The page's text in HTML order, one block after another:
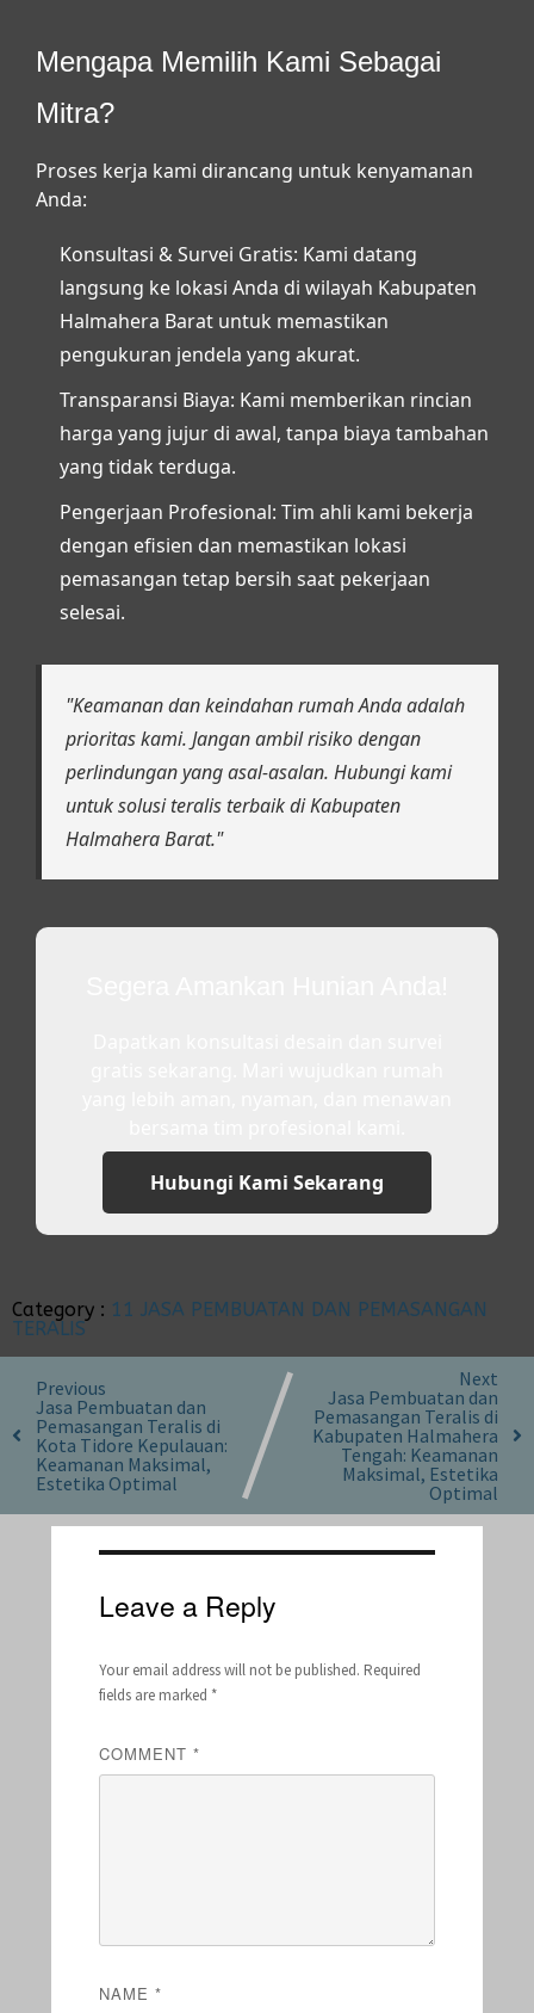
Mengapa Memilih Kami Sebagai
Mitra?
Proses kerja kami dirancang untuk kenyamanan
Anda:
Konsultasi & Survei Gratis: Kami datang
langsung ke lokasi Anda di wilayah Kabupaten
Halmahera Barat untuk memastikan
pengukuran jendela yang akurat.
Transparansi Biaya: Kami memberikan rincian
harga yang jujur di awal, tanpa biaya tambahan
yang tidak terduga.
Pengerjaan Profesional: Tim ahli kami bekerja
dengan efisien dan memastikan lokasi
pemasangan tetap bersih saat pekerjaan
selesai.
"Keamanan dan keindahan rumah Anda adalah
prioritas kami. Jangan ambil risiko dengan
perlindungan yang asal-asalan. Hubungi kami
untuk solusi teralis terbaik di Kabupaten
Halmahera Barat."
Hubungi Kami Sekarang
Category : 11 JASA PEMBUATAN DAN PEMASANGAN
TERALIS
Previous
Jasa Pembuatan dan
Pemasangan Teralis di
Kota Tidore Kepulauan:
Keamanan Maksimal,
Estetika Optimal
Next
Jasa Pembuatan dan
Pemasangan Teralis di
Kabupaten Halmahera
Tengah: Keamanan
Maksimal, Estetika
Optimal
Leave a Reply
Your email address will not be published. Required
fields are marked *
COMMENT *
NAME *